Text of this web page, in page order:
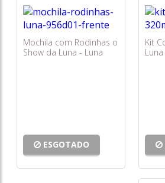
Mochila com Rodinhas o
Show da Luna - Luna
ESGOTADO
Kit